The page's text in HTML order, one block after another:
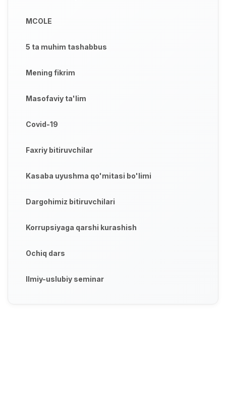
MCOLE
5 ta muhim tashabbus
Mening fikrim
Masofaviy ta'lim
Covid-19
Faxriy bitiruvchilar
Kasaba uyushma qo'mitasi bo'limi
Dargohimiz bitiruvchilari
Korrupsiyaga qarshi kurashish
Ochiq dars
Ilmiy-uslubiy seminar